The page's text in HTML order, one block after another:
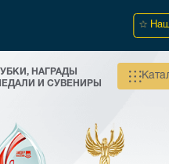
НАГРАДЫ
И СУВЕНИРЫ